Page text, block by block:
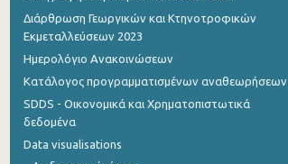
Ιανουαρίου 2023
Δεκεμβρίου 2022
Οκτωβρίου 2022
Σεπτεμβρίου 2022
Διάρθρωση Γεωργικών και Κτηνοτροφικών
Εκμεταλλεύσεων 2023
Ημερολόγιο Ανακοινώσεων
Κατάλογος προγραμματισμένων αναθεωρήσεων
SDDS - Οικονομικά και Χρηματοπιστωτικά
δεδομένα
Data visualisations